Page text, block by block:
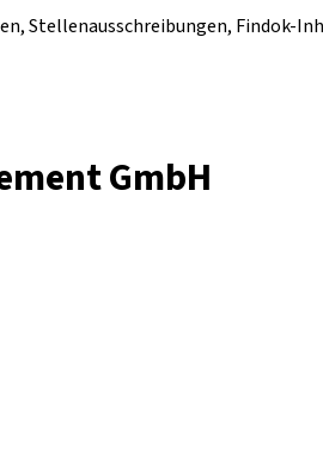
Stellenausschreibungen, Findok-
GmbH